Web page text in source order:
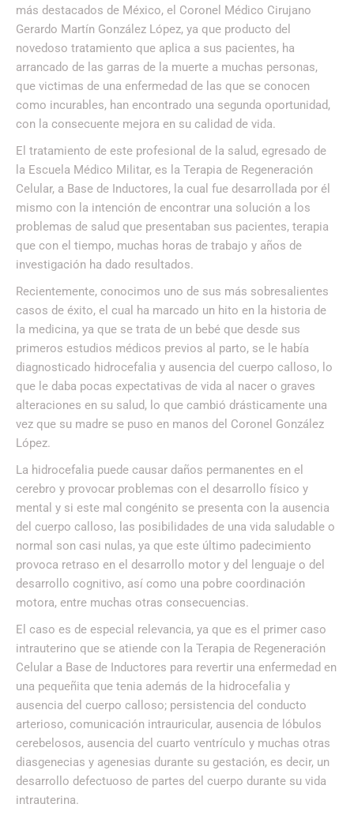
más destacados de México, el Coronel Médico Cirujano
Gerardo Martín González López, ya que producto del
novedoso tratamiento que aplica a sus pacientes, ha
arrancado de las garras de la muerte a muchas personas,
que victimas de una enfermedad de las que se conocen
como incurables, han encontrado una segunda oportunidad,
con la consecuente mejora en su calidad de vida.
El tratamiento de este profesional de la salud, egresado de
la Escuela Médico Militar, es la Terapia de Regeneración
Celular, a Base de Inductores, la cual fue desarrollada por él
mismo con la intención de encontrar una solución a los
problemas de salud que presentaban sus pacientes, terapia
que con el tiempo, muchas horas de trabajo y años de
investigación ha dado resultados.
Recientemente, conocimos uno de sus más sobresalientes
casos de éxito, el cual ha marcado un hito en la historia de
la medicina, ya que se trata de un bebé que desde sus
primeros estudios médicos previos al parto, se le había
diagnosticado hidrocefalia y ausencia del cuerpo calloso, lo
que le daba pocas expectativas de vida al nacer o graves
alteraciones en su salud, lo que cambió drásticamente una
vez que su madre se puso en manos del Coronel González
López.
La hidrocefalia puede causar daños permanentes en el
cerebro y provocar problemas con el desarrollo físico y
mental y si este mal congénito se presenta con la ausencia
del cuerpo calloso, las posibilidades de una vida saludable o
normal son casi nulas, ya que este último padecimiento
provoca retraso en el desarrollo motor y del lenguaje o del
desarrollo cognitivo, así como una pobre coordinación
motora, entre muchas otras consecuencias.
El caso es de especial relevancia, ya que es el primer caso
intrauterino que se atiende con la Terapia de Regeneración
Celular a Base de Inductores para revertir una enfermedad en
una pequeñita que tenia además de la hidrocefalia y
ausencia del cuerpo calloso; persistencia del conducto
arterioso, comunicación intrauricular, ausencia de lóbulos
cerebelosos, ausencia del cuarto ventrículo y muchas otras
diasgenecias y agenesias durante su gestación, es decir, un
desarrollo defectuoso de partes del cuerpo durante su vida
intrauterina.